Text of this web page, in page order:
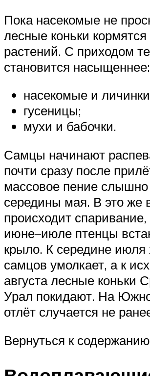
Пока насекомые не
лесные коньки
растений. С приходом
становится насыщеннее:
насекомые и
гусеницы;
мухи и бабочки.
Самцы начинают
почти сразу после
массовое пение
середины мая. В это же
происходит
июне–июле птенцы
крыло. К середине июля
самцов умолкает, а к
августа лесные коньки
Урал покидают. На
отлёт случается не
Вернуться к содержанию